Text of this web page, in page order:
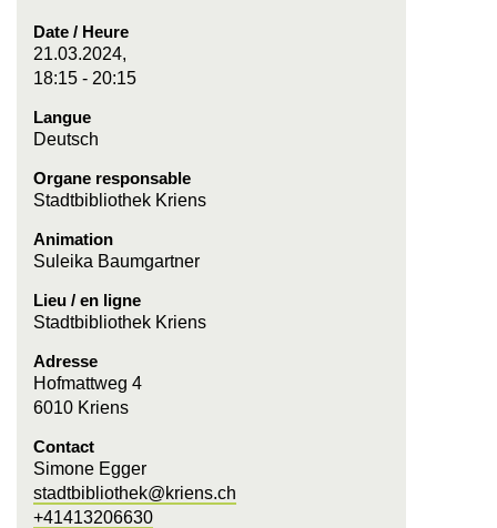
Date / Heure
21.03.2024,
18:15 - 20:15
Langue
Deutsch
Organe responsable
Stadtbibliothek Kriens
Animation
Suleika Baumgartner
Lieu / en ligne
Stadtbibliothek Kriens
Adresse
Hofmattweg 4
6010 Kriens
Contact
Simone Egger
stadtbibliothek@kriens.ch
+41413206630